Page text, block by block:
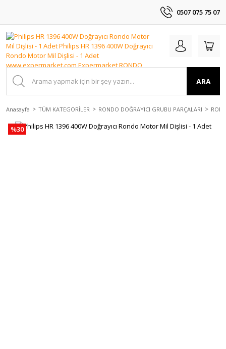
0507 075 75 07
ARA
Anasayfa TÜM KATEGORİLER RONDO DOĞRAYICI GRUBU PARÇALARI
%30